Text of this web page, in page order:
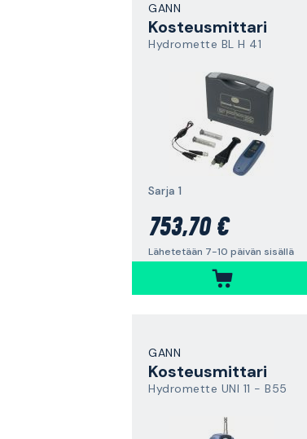
GANN
Kosteusmittari
Hydromette BL H 41
Sarja 1
753,70 €
Lähetetään 7-10 päivän sisällä
GANN
Kosteusmittari
Hydromette UNI 11 - B55